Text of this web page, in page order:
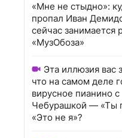
«Мне не стыдно»:
пропал Иван
сейчас занимается
«МузОбоза»
Эта иллюзия вас
что на самом деле
вирусное пианино с
Чебурашкой — «Ты
«Это не я»?